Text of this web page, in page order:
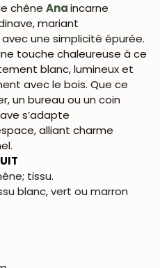
chêne Anaincarne
mariant
une simplicité épurée.
touche chaleureuse à ce
blanc, lumineux et
avec le bois. Que ce
un bureau ou un coin
s’adapte
alliant charme
tissu.
blanc, vert ou marron